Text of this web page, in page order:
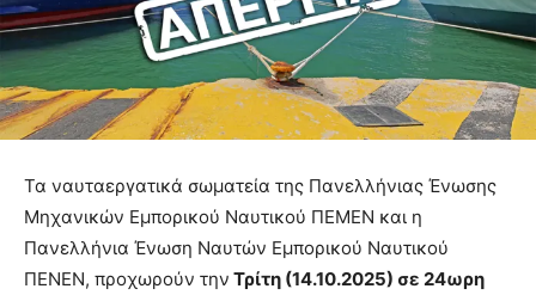
Τα ναυταεργατικά σωματεία της Πανελλήνιας Ένωσης
Μηχανικών Εμπορικού Ναυτικού ΠΕΜΕΝ και η
Πανελλήνια Ένωση Ναυτών Εμπορικού Ναυτικού
ΠΕΝΕΝ, προχωρούν την Τρίτη (14.10.2025) σε 24ωρη